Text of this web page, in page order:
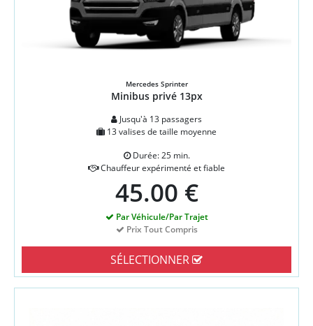
Mercedes Sprinter
Minibus privé 13px
Jusqu'à 13 passagers
13 valises de taille moyenne
Durée: 25 min.
Chauffeur expérimenté et fiable
45.00 €
Par Véhicule/Par Trajet
Prix Tout Compris
SÉLECTIONNER